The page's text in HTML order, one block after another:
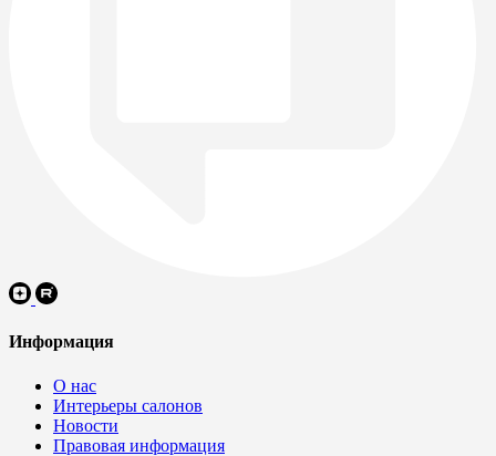
Информация
О нас
Интерьеры салонов
Новости
Правовая информация